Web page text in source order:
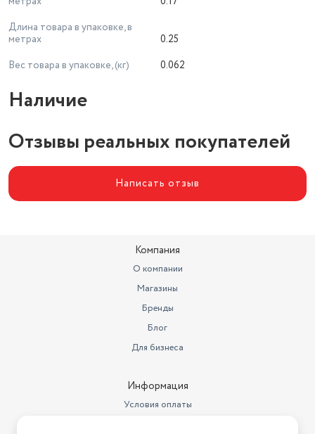
Длина товара в упаковке, в
метрах
0.25
Вес товара в упаковке, (кг)
0.062
Наличие
Отзывы реальных покупателей
Написать отзыв
Компания
О компании
Магазины
Бренды
Блог
Для бизнеса
Информация
Условия оплаты